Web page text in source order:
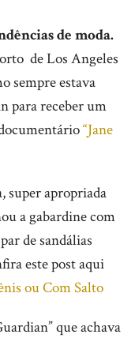
de moda.
de Los Angeles
sempre estava
para receber um
“Jane
super apropriada
a gabardine com
de sandálias
este post aqui
ou Com Salto
que achava